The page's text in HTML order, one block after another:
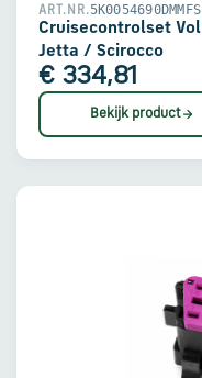
ART.NR.5K0054690DMMFS
Cruisecontrolset
Jetta / Scirocco
€ 334,81
Bekijk product